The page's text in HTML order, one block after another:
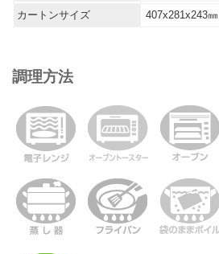
カートンサイズ 407x281x243㎜
調理方法